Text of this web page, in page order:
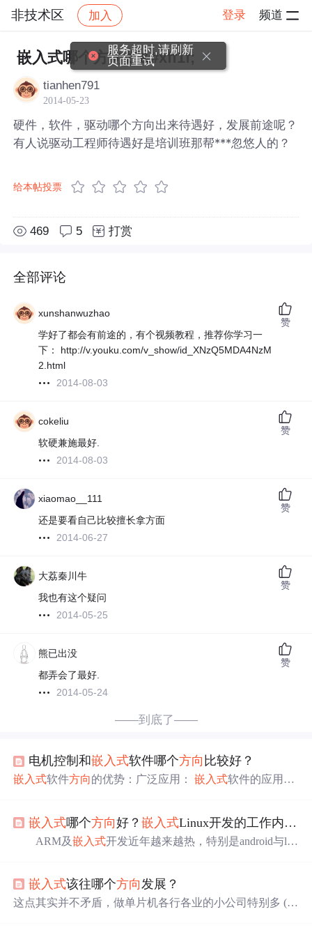
非技术区 加入 登录 频道
社区 非技术区 帖子详情
嵌入式哪个方向好&#xff1f;
tianhen791
2014-05-23
硬件，软件，驱动哪个方向出来待遇好，发展前途呢？
有人说驱动工程师待遇好是培训班那帮***忽悠人的？
给本帖投票
469 5 打赏
全部评论
xunshanwuzhao
学好了都会有前途的，有个视频教程，推荐你学习一
下： http://v.youku.com/v_show/id_XNzQ5MDA4NzM
2.html
2014-08-03
赞
cokeliu
软硬兼施最好.
2014-08-03
赞
xiaomao__111
还是要看自己比较擅长拿方面
2014-06-27
赞
大荔秦川牛
我也有这个疑问
2014-05-25
赞
熊已出没
都弄会了最好.
2014-05-24
赞
——到底了——
电机控制和嵌入式软件哪个方向 比较好？
嵌入式软件方向的优势：广泛应用：嵌入式软件的应用范
势：高薪水： 电机控制在一些行业中可能拿到更高的薪
水。这是因为电机控制需要更深入的专业知识和技能。专
和硬件控制感兴趣，愿意在这个领域深耕，那么选择电机
控制可能更适合你。如果你喜欢涉足不同领域、希望拥有
更广泛的技术背景， 嵌入式 软件则提供了更多的选择和机
嵌入式哪个方向好？嵌入式Linux开发的工作内容有哪些
ARM及嵌入式开发近年越来越热，特别是android与lin
纷纷转向嵌入式开发的大军中来。对于初学者，该如何有
效快速的学好嵌入式开发呢？ 嵌入式 哪个方向好？学习 嵌
嵌入式该往哪个方向 发展？
这点其实并不矛盾，做单片机各行各业的小公司特别多 (当
服务超时,请刷新
页面重试